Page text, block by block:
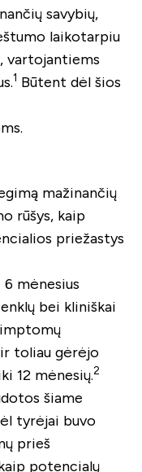
savybių,
laikotarpiu
vartojantiems
1 Būtent dėl šios
mažinančių
rūšys, kaip
priežastys
mėnesius
bei kliniškai
toliau gėrėjo
12 mėnesių.2
šiame
tyrėjai buvo
prieš
potencialų